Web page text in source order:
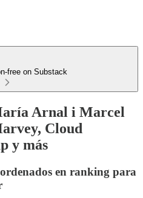
free on Substack
Arnal i Marcel
Cloud
y más
en ranking para